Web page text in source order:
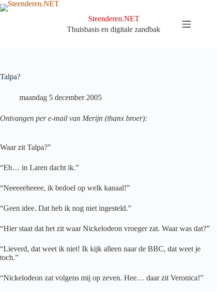
Ga
naar
Steenderen.NET
Thuisbasis en digitale zandbak
Talpa?
maandag 5 december 2005
Ontvangen per e-mail van Merijn (thanx broer):
Waar zit Talpa?”
“Eh… in Laren dacht ik.”
“Neeeeeheeee, ik bedoel op welk kanaal!”
“Geen idee. Dat heb ik nog niet ingesteld.”
“Hier staat dat het zit waar Nickelodeon vroeger zat. Waar was dat?”
“Lieverd, dat weet ik niet! Ik kijk alleen naar de BBC, dat weet je
toch.”
“Nickelodeon zat volgens mij op zeven. Hee… daar zit Veronica!”